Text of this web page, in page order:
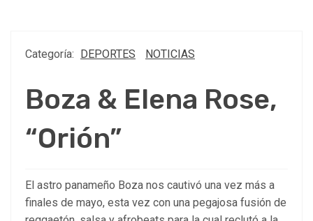
Categoría: DEPORTES NOTICIAS
Boza & Elena Rose,
“Orión”
El astro panameño Boza nos cautivó una vez más a
finales de mayo, esta vez con una pegajosa fusión de